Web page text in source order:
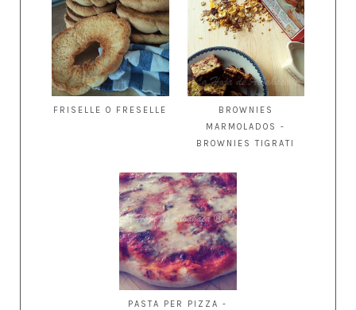
FRISELLE O FRESELLE
BROWNIES
MARMOLADOS -
BROWNIES TIGRATI
PASTA PER PIZZA -